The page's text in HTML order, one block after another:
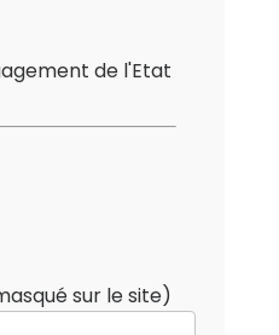
de l'Etat
sur le site)